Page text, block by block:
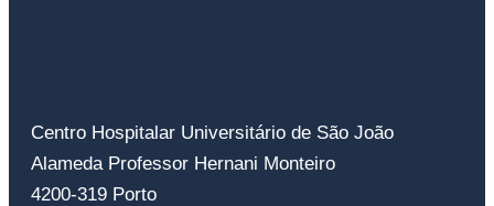
Centro Hospitalar Universitário de São João
Alameda Professor Hernani Monteiro
4200-319 Porto